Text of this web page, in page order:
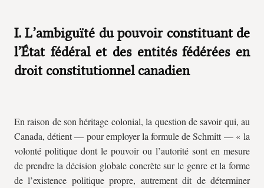
I. L’ambiguïté du pouvoir constituant de
l’État fédéral et des entités fédérées en
droit constitutionnel canadien
En raison de son héritage colonial, la question de savoir qui, au
Canada, détient — pour employer la formule de Schmitt — « la
volonté politique dont le pouvoir ou l’autorité sont en mesure
de prendre la décision globale concrète sur le genre et la forme
de l’existence politique propre, autrement dit de déterminer